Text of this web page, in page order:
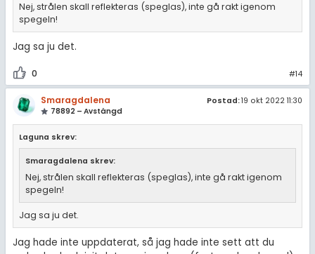
Nej, strålen skall reflekteras (speglas), inte gå rakt igenom
spegeln!
Jag sa ju det.
0 #14
Smaragdalena
78892 – Avstängd
Postad:19 okt 2022 11:30
Laguna skrev:
Smaragdalena skrev:
Nej, strålen skall reflekteras (speglas), inte gå rakt igenom
spegeln!
Jag sa ju det.
Jag hade inte uppdaterat, så jag hade inte sett att du